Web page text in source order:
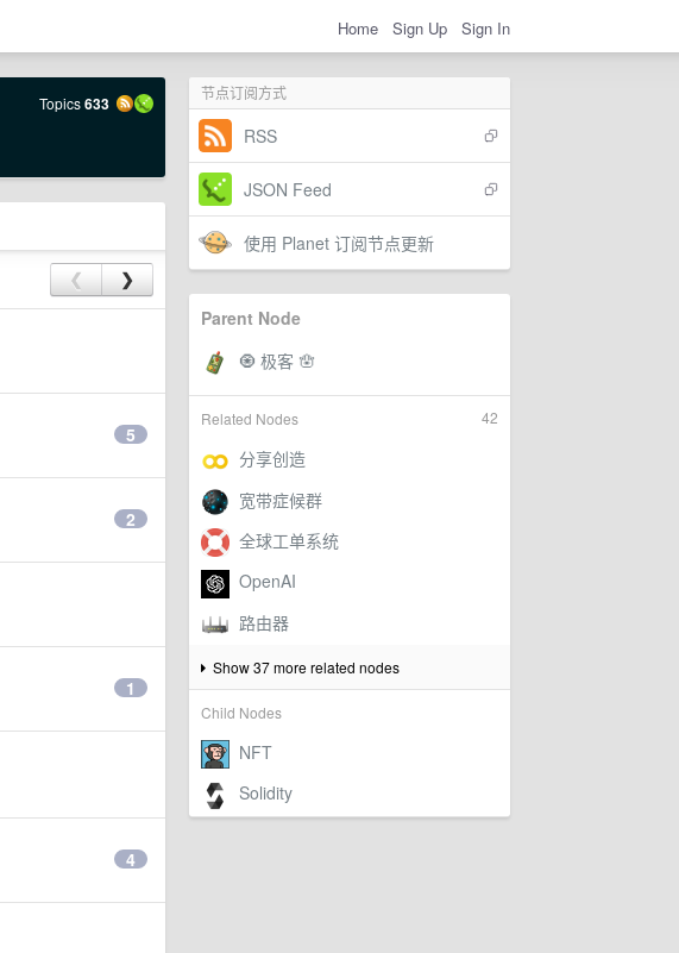
Home Sign Up Sign In
节点订阅方式
RSS
JSON Feed
使用 Planet 订阅节点更新
Parent Node
42
Related Nodes
Show 37 more related nodes
Child Nodes
Topics633
❮ ❯
5
2
1
4